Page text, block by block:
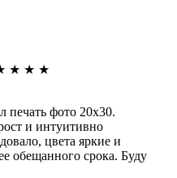
★ ★ ★
печать фото 20х30.
и интуитивно
цвета яркие и
обещанного срока. Буду